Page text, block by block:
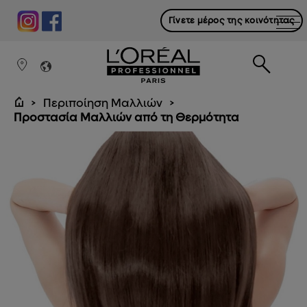
Γίνετε μέρος της κοινότητας
Περιποίηση Μαλλιών
Προστασία Μαλλιών από τη Θερμότητα